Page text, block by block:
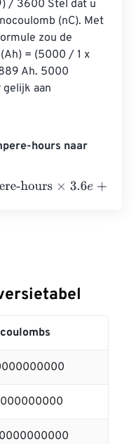
/ 3600 Stel dat u
(nC). Met
zou de
= (5000 / 1 x
Ah. 5000
aan
hours naar
×3.6e+ 12 =